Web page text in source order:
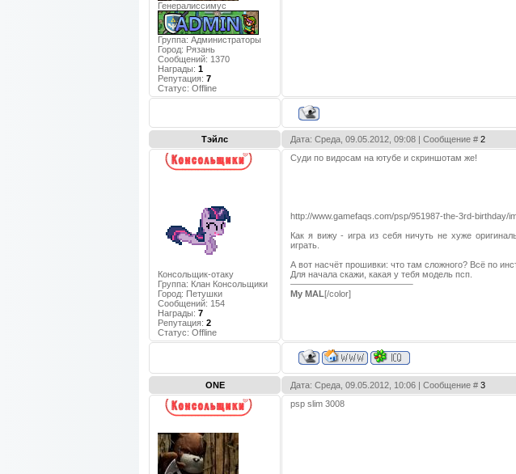
Генералиссимус
Группа: Администраторы
Город: Рязань
Сообщений: 1370
Награды: 1
Репутация: 7
Статус: Offline
Тэйлс Дата: Среда, 09.05.2012, 09:08 | Сообщение # 2
Консольщик-отаку
Группа: Клан Консольщики
Город: Петушки
Сообщений: 154
Награды: 7
Репутация: 2
Статус: Offline
Суди по видосам на ютубе и скриншотам же!
http://www.gamefaqs.com/psp/951987-the-3rd-birthday/
Как я вижу - игра из себя ничуть не хуже
играть.
А вот насчёт прошивки: что там сложного? Всё по
Для начала скажи, какая у тебя модель псп.
My MAL[/color]
ONE Дата: Среда, 09.05.2012, 10:06 | Сообщение # 3
psp slim 3008